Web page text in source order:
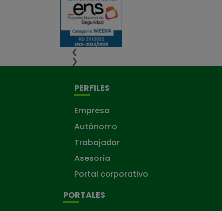
❮
❯
PERFILES
Empresa
Autónomo
Trabajador
Asesoría
Portal corporativo
PORTALES